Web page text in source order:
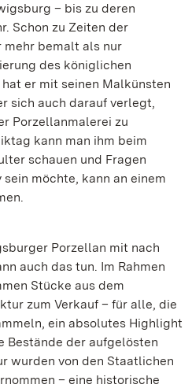
– bis zu deren
Schon zu Zeiten der
mehr bemalt als nur
des königlichen
er mit seinen Malkünsten
sich auch darauf verlegt,
Porzellanmalerei zu
kann man ihm beim
schauen und Fragen
möchte, kann an einem
Porzellan mit nach
auch das tun. Im Rahmen
Stücke aus dem
zum Verkauf – für alle, die
ein absolutes Highlight
Bestände der aufgelösten
wurden von den Staatlichen
– eine historische